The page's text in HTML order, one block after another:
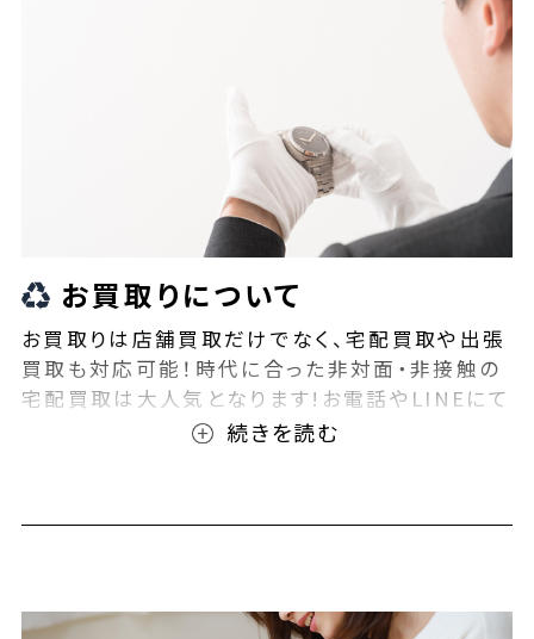
お買取りについて
お買取りは店舗買取だけでなく、宅配買取や出張
買取も対応可能！時代に合った非対面・非接触の
宅配買取は大人気となります!お電話やLINEにて
事前査定が可能となっております！また無料の宅